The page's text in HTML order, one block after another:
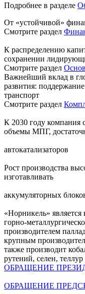
Подробнее в разделе
От «устойчивой»
Смотрите раздел
К распределению
сохранении
Смотрите раздел
Важнейший вклад в
развития:
транспорт
Смотрите раздел
К 2030 году компания
объемы МПГ,
автокатализаторов
Рост производства
изготавливать
аккумуляторных
«Норникель»
горно-
производителем
крупным
также производит
рутений, селен, теллур
ОБРАЩЕНИЕ
ОБРАЩЕНИЕ